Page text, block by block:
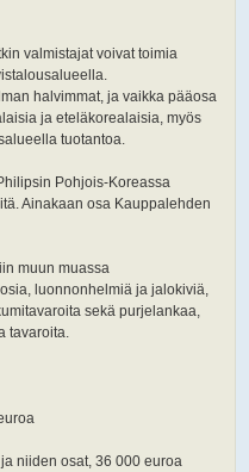
valmistajat voivat toimia
halvimmat, ja vaikka pääosa
ja eteläkorealaisia, myös
tuotantoa.
Pohjois-Koreassa
Ainakaan osa Kauppalehden
muun muassa
luonnonhelmiä ja jalokiviä,
sekä purjelankaa,
tavaroita.
niiden osat, 36 000 euroa